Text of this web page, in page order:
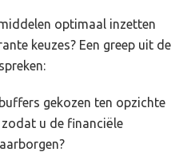
optimaal inzetten
keuzes? Een greep uit de
gekozen ten opzichte
u de financiële